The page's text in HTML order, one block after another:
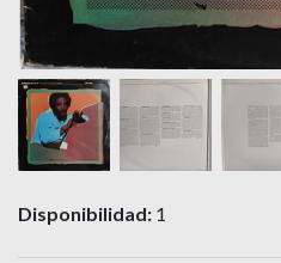
Disponibilidad: 1